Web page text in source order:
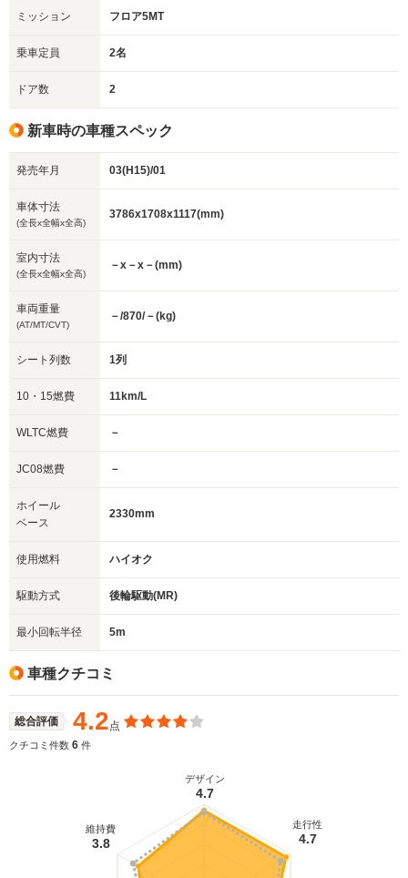
ミッション フロア5MT
乗車定員 2名
ドア数 2
新車時の車種スペック
発売年月 03(H15)/01
車体寸法
(全長x全幅x全高)
3786x1708x1117(mm)
室内寸法
(全長x全幅x全高)
－x－x－(mm)
車両重量
(AT/MT/CVT)
－/870/－(kg)
シート列数 1列
10・15燃費 11km/L
WLTC燃費 －
JC08燃費 －
ホイール
ベース
2330mm
使用燃料 ハイオク
駆動方式 後輪駆動(MR)
最小回転半径 5m
車種クチコミ
総合評価 4.2点
クチコミ件数 6 件
デザイン
4.7
走行性
4.7
維持費
3.8